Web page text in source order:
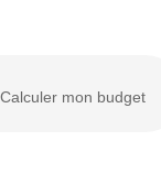
Calculer mon budget